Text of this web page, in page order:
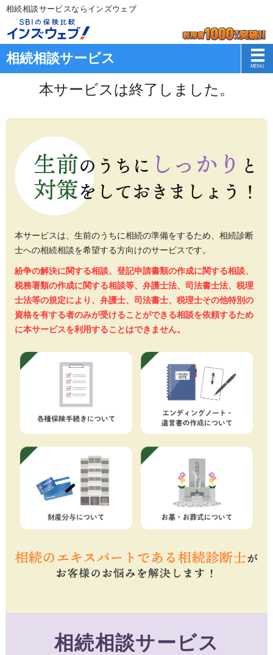
相続相談サービスならインズウェブ
相続相談サービス
本サービスは終了しました。
本サービスは、生前のうちに相続の準備をするため、相続診断
士への相続相談を希望する方向けのサービスです。
紛争の解決に関する相談、登記申請書類の作成に関する相談、
税務署類の作成に関する相談等、弁護士法、司法書士法、税理
士法等の規定により、弁護士、司法書士、税理士その他特別の
資格を有する者のみが受けることができる相談を依頼するため
に本サービスを利用することはできません。
相続相談サービス